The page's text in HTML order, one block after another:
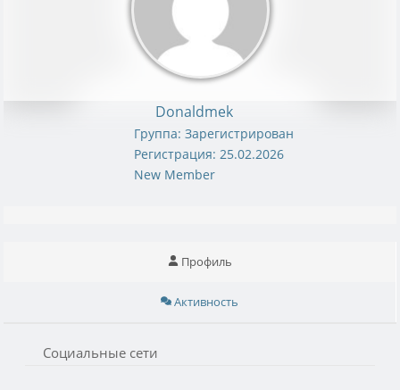
Donaldmek
Группа: Зарегистрирован
Регистрация: 25.02.2026
New Member
Профиль
Активность
Социальные сети